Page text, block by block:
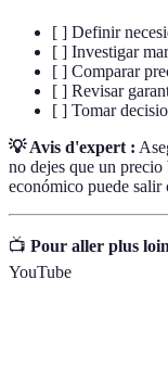
[ ] Definir
[ ] Investigar
[ ] Comparar
[ ] Revisar
[ ] Tomar
💡 Avis d'expert :
no dejes que un
económico puede salir
📺 Pour aller plus
YouTube